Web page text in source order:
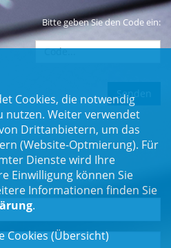
Bitte geben Sie den Code ein:
Landtag und der Region.
Cookies, die notwendig
nutzen. Weiter verwendet
Drittanbietern, um das
(Website-Optmierung). Für
Dienste wird Ihre
Einwilligung können Sie
Informationen finden Sie
.
Cookies (Übersicht)